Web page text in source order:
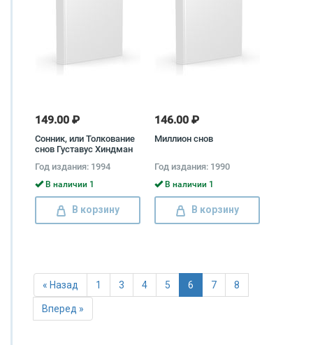
149.00 ₽
Сонник, или Толкование
снов Густавус Хиндман
Год издания: 1994
В наличии 1
В корзину
146.00 ₽
Миллион снов
Год издания: 1990
В наличии 1
В корзину
« Назад 1 3 4 5 6 7 8
Вперед »